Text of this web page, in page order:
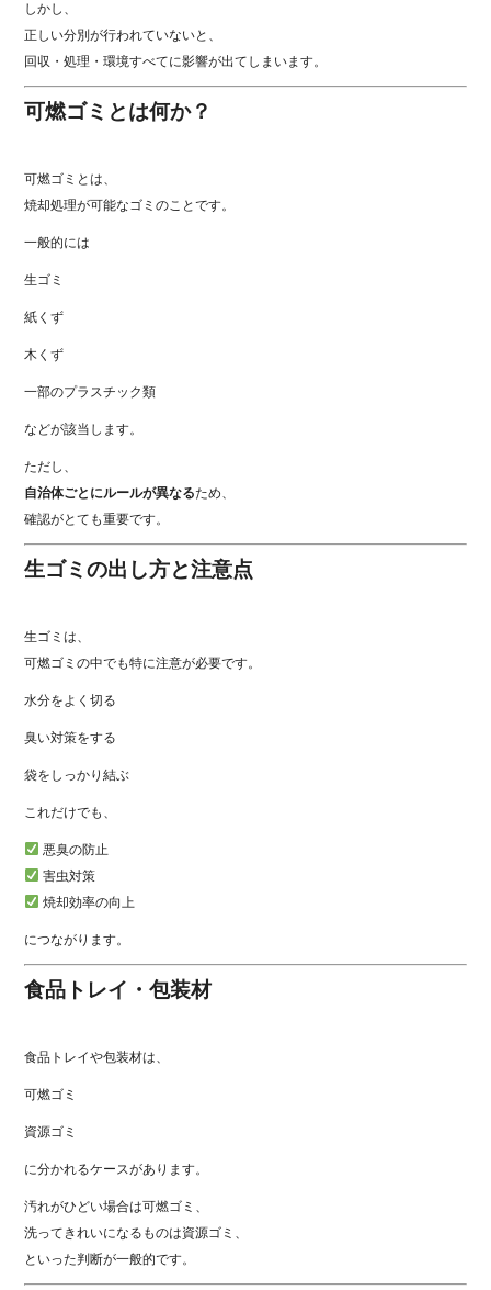
しかし、
正しい分別が行われていないと、
回収・処理・環境すべてに影響が出てしまいます。
可燃ゴミとは何か？
可燃ゴミとは、
焼却処理が可能なゴミのことです。
一般的には
生ゴミ
紙くず
木くず
一部のプラスチック類
などが該当します。
ただし、
自治体ごとにルールが異なるため、
確認がとても重要です。
生ゴミの出し方と注意点
生ゴミは、
可燃ゴミの中でも特に注意が必要です。
水分をよく切る
臭い対策をする
袋をしっかり結ぶ
これだけでも、
悪臭の防止
害虫対策
焼却効率の向上
につながります。
食品トレイ・包装材
食品トレイや包装材は、
可燃ゴミ
資源ゴミ
に分かれるケースがあります。
汚れがひどい場合は可燃ゴミ、
洗ってきれいになるものは資源ゴミ、
といった判断が一般的です。